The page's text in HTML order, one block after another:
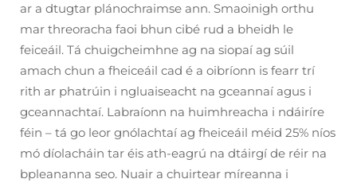
ar a dtugtar plánochraimse ann. Smaoinigh orthu
mar threoracha faoi bhun cibé rud a bheidh le
feiceáil. Tá chuigcheimhne ag na siopaí ag súil
amach chun a fheiceáil cad é a oibríonn is fearr trí
rith ar phatrúin i ngluaiseacht na gceannaí agus i
gceannachtaí. Labraíonn na huimhreacha i ndáiríre
féin – tá go leor gnólachtaí ag fheiceáil méid 25% níos
mó díolacháin tar éis ath-eagrú na dtáirgí de réir na
bpleananna seo. Nuair a chuirtear míreanna i